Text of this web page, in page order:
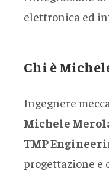
elettronica ed
Chi è
Ingegnere
Michele
TMP
progettazione e